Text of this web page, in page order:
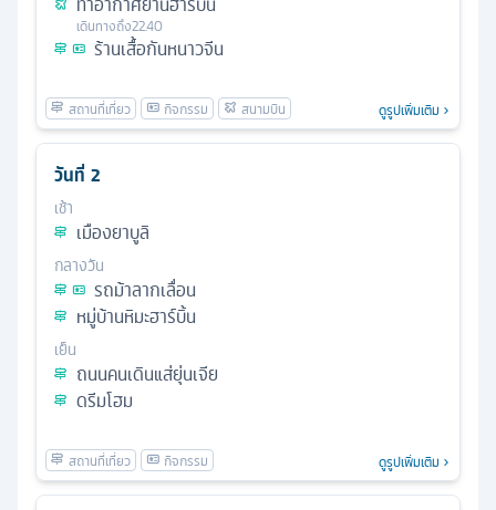
เดินทางถึง22.40
ร้านเสื้อกันหนาวจีน
ดูรูปเพิ่มเติม
วันที่ 2
เช้า
เมืองยาบูลิ
กลางวัน
รถม้าลากเลื่อน
หมู่บ้านหิมะฮาร์บิ้น
เย็น
ถนนคนเดินแส่ยุ่นเจีย
ดรีมโฮม
ดูรูปเพิ่มเติม